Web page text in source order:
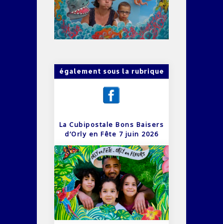
également sous la rubrique
La Cubipostale Bons Baisers
d’Orly en Fête 7 juin 2026